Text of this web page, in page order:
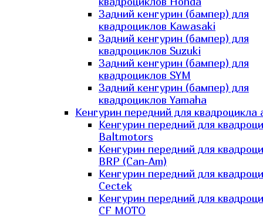
Задний кенгурин (бампер) для
квадроциклов Kawasaki
Задний кенгурин (бампер) для
квадроциклов Suzuki
Задний кенгурин (бампер) для
квадроциклов SYM
Задний кенгурин (бампер) для
квадроциклов Yamaha
Кенгурин передний для квадроцикла
Кенгурин передний для
Baltmotors
Кенгурин передний для
BRP (Can-Am)
Кенгурин передний для
Cectek
Кенгурин передний для
CF MOTO